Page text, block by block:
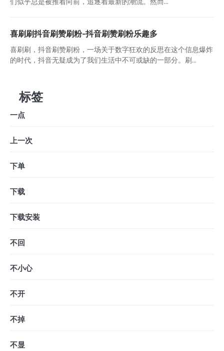
喜刷刷抖音刷赞刷粉-抖音刷赞刷粉乐趣多
喜刷刷，抖音刷赞刷粉，一场关于数字狂欢的反思在这个信息爆炸
的时代，抖音无疑成为了我们生活中不可或缺的一部分。刷...
标签
一点
上一次
下单
下载
下载安装
不回
不小心
不开
不掉
不显